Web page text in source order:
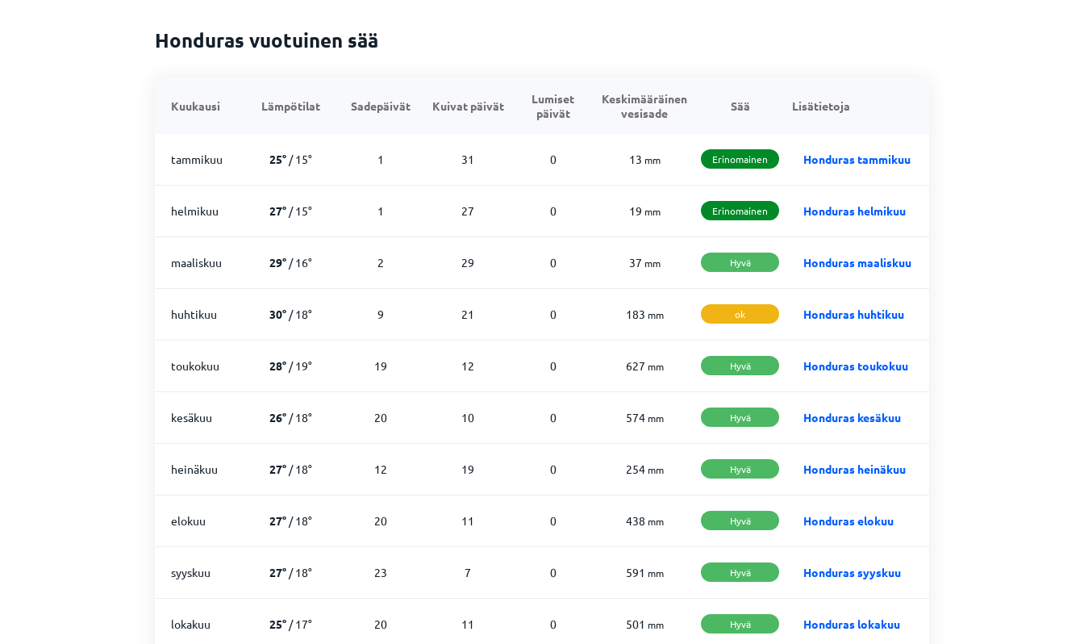
Honduras vuotuinen sää
Kuukausi Lämpötilat Sadepäivät Kuivat päivät
Lumiset
päivät
Keskimääräinen
vesisade
Sää Lisätietoja
tammikuu 25° /15° 1 31 0 13 mm Erinomainen Honduras tammikuu
helmikuu 27° /15° 1 27 0 19 mm Erinomainen Honduras helmikuu
maaliskuu 29° /16° 2 29 0 37 mm Hyvä Honduras maaliskuu
huhtikuu 30° /18° 9 21 0 183 mm ok Honduras huhtikuu
toukokuu 28° /19° 19 12 0 627 mm Hyvä Honduras toukokuu
kesäkuu 26° /18° 20 10 0 574 mm Hyvä Honduras kesäkuu
heinäkuu 27° /18° 12 19 0 254 mm Hyvä Honduras heinäkuu
elokuu 27° /18° 20 11 0 438 mm Hyvä Honduras elokuu
syyskuu 27° /18° 23 7 0 591 mm Hyvä Honduras syyskuu
lokakuu 25° /17° 20 11 0 501 mm Hyvä Honduras lokakuu